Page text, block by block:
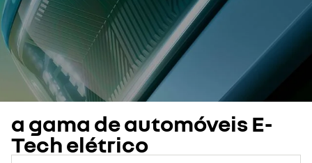
a gama de automóveis E-
Tech elétrico